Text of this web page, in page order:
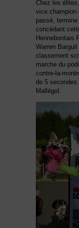
Chez les
vice champion
passé,
concédant
Hennebontais
Warren
classement
marche du
contre-la-
de 5 secondes
Mallégol.